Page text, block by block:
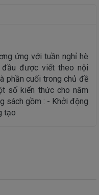
ứng với tuần nghỉ hè
được viết theo nội
phần cuối trong chủ đề
số kiến thức cho năm
sách gồm : - Khởi động
tạo